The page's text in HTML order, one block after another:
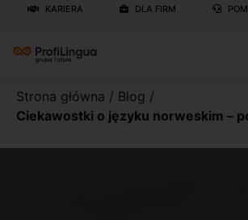
KARIERA DLA FIRM
Strona główna / Blog /
Ciekawostki o języku norweskim –